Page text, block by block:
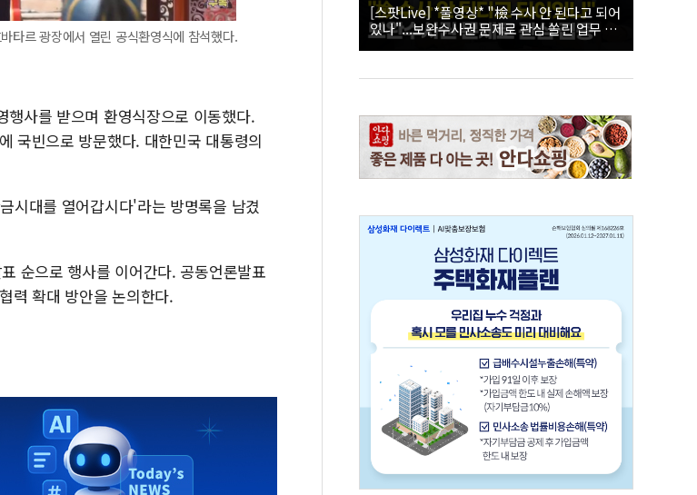
타르 광장에서 열린 공식환영식에 참석했다.
사를 받으며 환영식장으로 이동했다.
국빈으로 방문했다. 대한민국 대통령의
시대를 열어갑시다'라는 방명록을 남겼
순으로 행사를 이어간다. 공동언론발표
력 확대 방안을 논의한다.
[스팟Live] *풀영상* "檢 수사 안 된다고 되어
있나"...보완수사권 문제로 관심 쏠린 업무 보
고 현장 | 26.08.05 이재명 대통령 업무보고 -